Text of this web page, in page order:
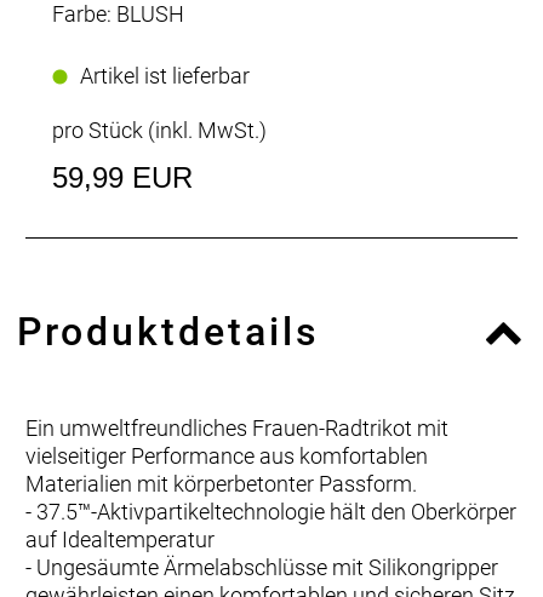
Farbe: BLUSH
Artikel ist lieferbar
pro Stück (inkl. MwSt.)
59,99 EUR
Produktdetails
Ein umweltfreundliches Frauen-Radtrikot mit
vielseitiger Performance aus komfortablen
Materialien mit körperbetonter Passform.
- 37.5™-Aktivpartikeltechnologie hält den Oberkörper
auf Idealtemperatur
- Ungesäumte Ärmelabschlüsse mit Silikongripper